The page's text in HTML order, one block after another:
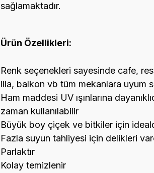
sağlamaktadır.
Ürün Özellikleri:
Renk seçenekleri sayesinde cafe,
illa, balkon vb tüm mekanlara uyum
Ham maddesi UV ışınlarına
zaman kullanılabilir
Büyük boy çiçek ve bitkiler için
Fazla suyun tahliyesi için delikleri
Parlaktır
Kolay temizlenir